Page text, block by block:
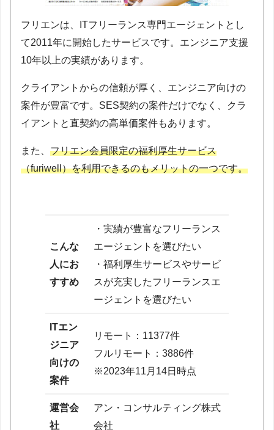
フリエンは、ITフリーランス専門エージェントとし
て2011年に開始したサービスです。エンジニア支援
10年以上の実績があります。
クライアントからの信頼が厚く、エンジニア向けの
案件が豊富です。SES契約の案件だけでなく、クラ
イアントと直契約の高単価案件もあります。
また、 フリエン会員限定の福利厚生サービス
（furiwell）を利用できるのもメリットの一つです。
こんな
人にお
すすめ
・実績が豊富なフリーランス
エージェントを選びたい
・福利厚生サービスやサービ
スが充実したフリーランスエ
ージェントを選びたい
ITエン
ジニア
向けの
案件
リモート：11377件
フルリモート：3886件
※2023年11月14日時点
運営会
社
アン・コンサルティング株式
会社